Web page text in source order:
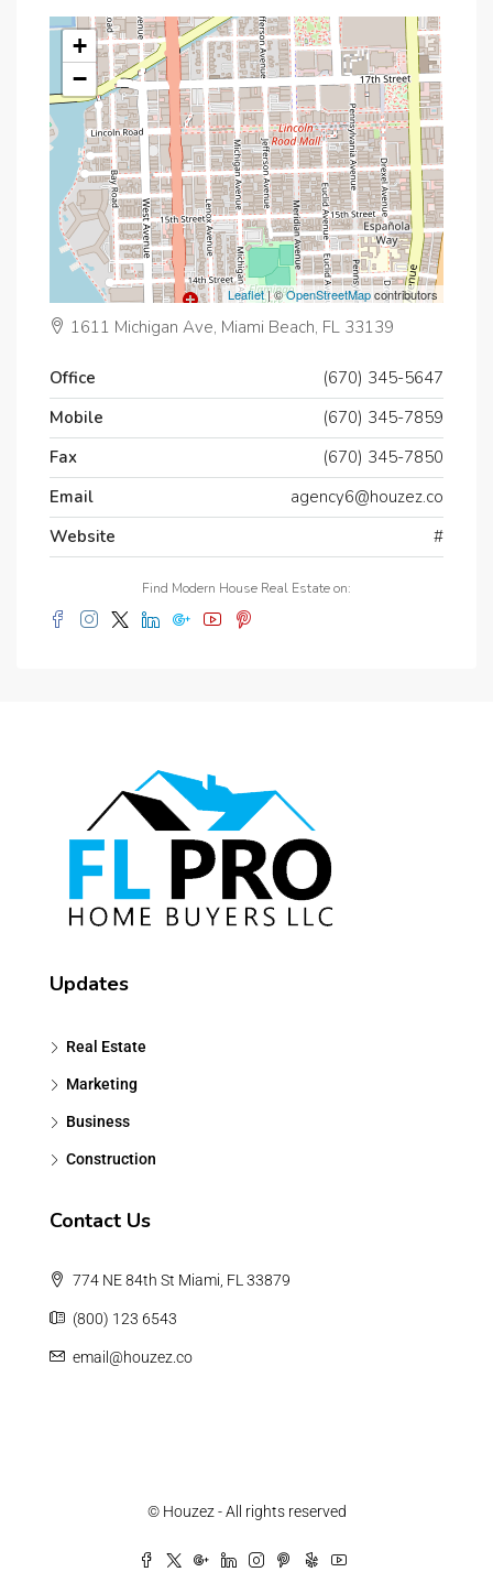
+
−
Leaflet| ©OpenStreetMapcontributors
1611 Michigan Ave, Miami Beach, FL 33139
Office
(670) 345-5647
Mobile
(670) 345-7859
Fax
(670) 345-7850
Email
agency6@houzez.co
Website
#
Find Modern House Real Estate on:
Updates
Real Estate
Marketing
Business
Construction
Contact Us
774 NE 84th St Miami, FL 33879
(800) 123 6543
email@houzez.co
© Houzez - All rights reserved